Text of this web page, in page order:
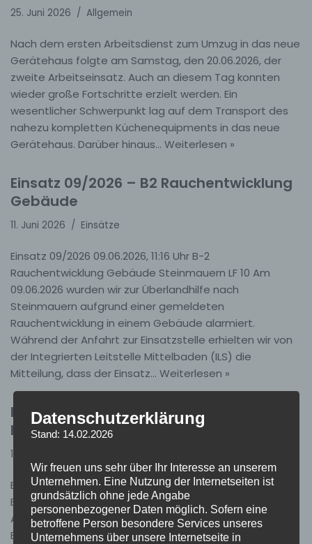
25. Juni 2026 Allgemein
Nach dem ersten Arbeitsdienst zum Umzug in das neue
Gerätehaus folgte am Samstag, den 20.06.2026, der
zweite Arbeitseinsatz. Auch an diesem Tag konnten
wieder große Fortschritte erzielt werden. Ein
wesentlicher Schwerpunkt lag auf dem Transport des
nahezu kompletten Küchenequipments in das neue
Gerätehaus. Darüber hinaus… Weiterlesen »
Einsatz 09/2026 – B2 Rauchentwicklung
Gebäude
11. Juni 2026 Einsätze
Einsatz 09/2026 09.06.2026, 11:16 Uhr B-2
Rauchentwicklung Gebäude Steinmauern LF 10 Am
09.06.2026 wurden wir zur Überlandhilfe nach
Steinmauern aufgrund einer gemeldeten
Rauchentwicklung in einem Gebäude alarmiert.
Während der Anfahrt zur Einsatzstelle erhielten wir von
der Integrierten Leitstelle Mittelbaden (ILS) die
Mitteilung, dass der Einsatz… Weiterlesen »
Einsatz 08/2026 – B2 GMA
Brandmeldeanlage
11. Juni 2026
Einsatz 08/2026 08.06.2026, 22:31 Uhr B-2 GMA
Brandmeldeanlage Ötigheim HLF 20/16, LF 10 Am späten
Abend des 08.06.2026 wurden wir zu einer ausgelösten
Brandmeldeanlage in einem ortsansässigen
Datenschutzerklärung
Stand: 14.02.2026
Wir freuen uns sehr über Ihr Interesse an unserem
Unternehmen. Eine Nutzung der Internetseiten ist
grundsätzlich ohne jede Angabe
personenbezogener Daten möglich. Sofern eine
betroffene Person besondere Services unseres
Unternehmens über unsere Internetseite in